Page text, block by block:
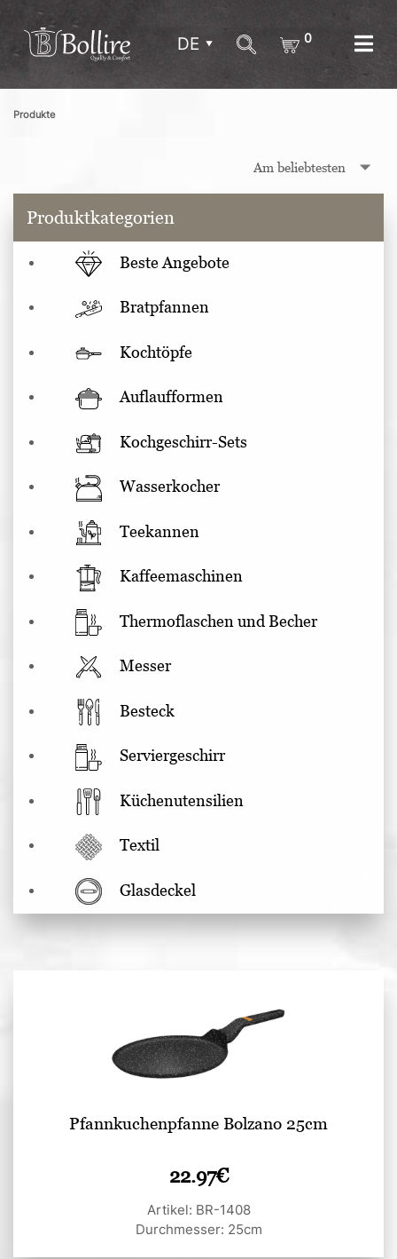
DE 0
Produkte
Produktkategorien
Beste Angebote
Bratpfannen
Kochtöpfe
Auflaufformen
Kochgeschirr-Sets
Wasserkocher
Teekannen
Kaffeemaschinen
Thermoflaschen und Becher
Messer
Besteck
Serviergeschirr
Küchenutensilien
Textil
Glasdeckel
Pfannkuchenpfanne Bolzano 25cm
22.97€
Artikel: BR-1408
Durchmesser: 25cm